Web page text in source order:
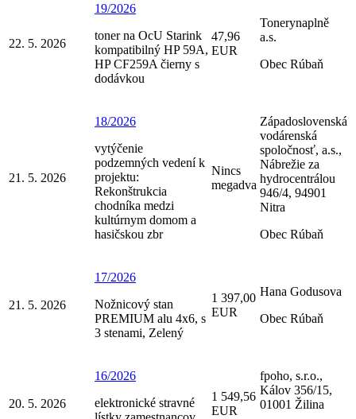
22. 5. 2026
19/2026
toner na OcU Starink
kompatibilný HP 59A,
HP CF259A čierny s
dodávkou
47,96
EUR
Tonerynaplně
a.s.
Obec Rúbaň
21. 5. 2026
18/2026
vytýčenie
podzemných vedení k
projektu:
Rekonštrukcia
chodníka medzi
kultúrnym domom a
hasičskou zbr
Nincs
megadva
Západoslovenská
vodárenská
spoločnosť, a.s.,
Nábrežie za
hydrocentrálou
946/4, 94901
Nitra
Obec Rúbaň
21. 5. 2026
17/2026
Nožnicový stan
PREMIUM alu 4x6, s
3 stenami, Zelený
1 397,00
EUR
Hana Godusova
Obec Rúbaň
20. 5. 2026
16/2026
elektronické stravné
1 549,56
EUR
fpoho, s.r.o.,
Kálov 356/15,
01001 Žilina